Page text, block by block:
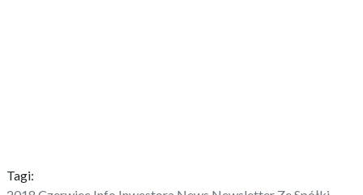
Tagi: